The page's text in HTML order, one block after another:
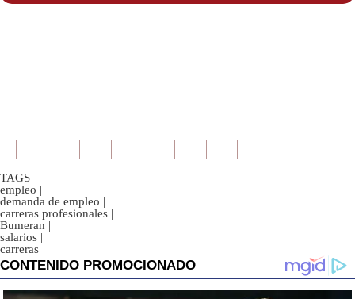
TAGS
empleo |
demanda de empleo |
carreras profesionales |
Bumeran |
salarios |
carreras